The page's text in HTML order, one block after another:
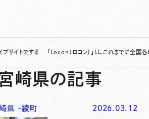
「Locon（ロコン）」は、これまでに全国各地で発信さ
崎県の記事
県 -綾町 2026.03.12